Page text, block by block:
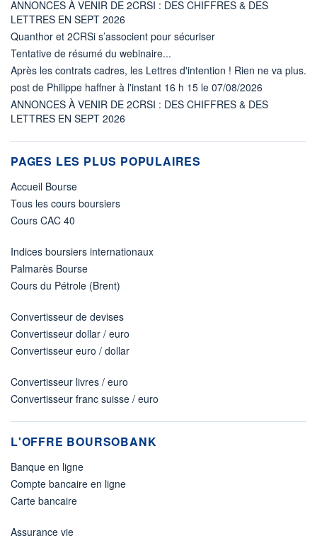
ANNONCES À VENIR DE 2CRSI : DES CHIFFRES & DES
LETTRES EN SEPT 2026
Quanthor et 2CRSi s’associent pour sécuriser
Tentative de résumé du webinaire...
Après les contrats cadres, les Lettres d'intention ! Rien ne va plus.
post de Philippe haffner à l'instant 16 h 15 le 07/08/2026
ANNONCES À VENIR DE 2CRSI : DES CHIFFRES & DES
LETTRES EN SEPT 2026
PAGES LES PLUS POPULAIRES
Accueil Bourse
Tous les cours boursiers
Cours CAC 40
Indices boursiers internationaux
Palmarès Bourse
Cours du Pétrole (Brent)
Convertisseur de devises
Convertisseur dollar / euro
Convertisseur euro / dollar
Convertisseur livres / euro
Convertisseur franc suisse / euro
L'OFFRE BOURSOBANK
Banque en ligne
Compte bancaire en ligne
Carte bancaire
Assurance vie